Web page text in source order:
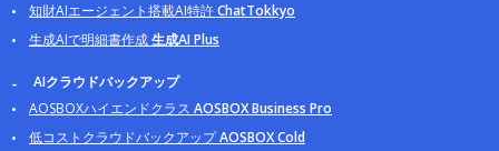
知財AIエージェント搭載AI特許ChatTokkyo
生成AIで明細書作成生成AI Plus
AIクラウドバックアップ
AOSBOXハイエンドクラス AOSBOX Business Pro
低コストクラウドバックアップAOSBOX Cold